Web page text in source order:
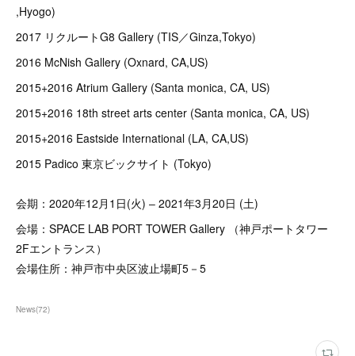
,Hyogo)
2017 リクルートG8 Gallery (TIS／Ginza,Tokyo)
2016 McNish Gallery (Oxnard, CA,US)
2015+2016 Atrium Gallery (Santa monica, CA, US)
2015+2016 18th street arts center (Santa monica, CA, US)
2015+2016 Eastside International (LA, CA,US)
2015 Padico 東京ビックサイト (Tokyo)
会期：2020年12月1日(火) ‒ 2021年3月20日 (土)
会場：SPACE LAB PORT TOWER Gallery （神戸ポートタワー
2Fエントランス）
会場住所：神戸市中央区波止場町5－5
News(72)